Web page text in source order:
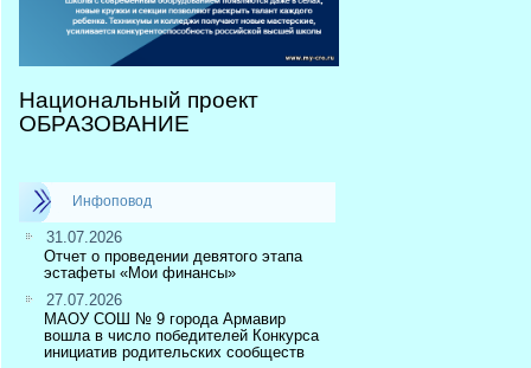
Национальный проект
ОБРАЗОВАНИЕ
Инфоповод
31.07.2026
Отчет о проведении девятого этапа
эстафеты «Мои финансы»
27.07.2026
МАОУ СОШ № 9 города Армавир
вошла в число победителей Конкурса
инициатив родительских сообществ